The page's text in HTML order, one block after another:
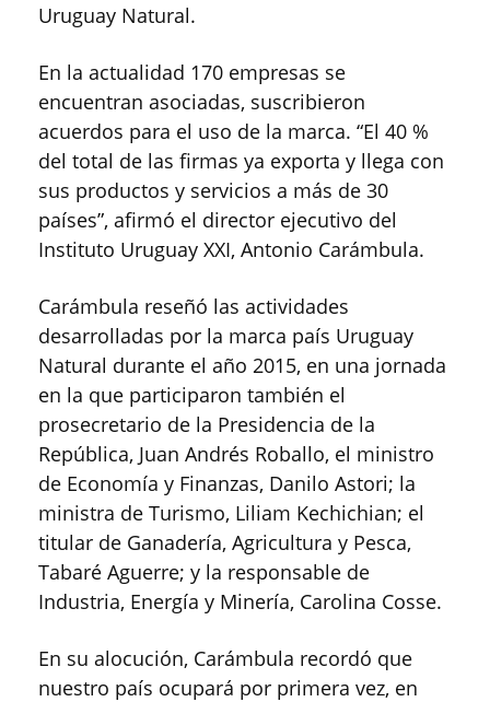
Uruguay Natural.
En la actualidad 170 empresas se
encuentran asociadas, suscribieron
acuerdos para el uso de la marca. “El 40 %
del total de las firmas ya exporta y llega con
sus productos y servicios a más de 30
países”, afirmó el director ejecutivo del
Instituto Uruguay XXI, Antonio Carámbula.
Carámbula reseñó las actividades
desarrolladas por la marca país Uruguay
Natural durante el año 2015, en una jornada
en la que participaron también el
prosecretario de la Presidencia de la
República, Juan Andrés Roballo, el ministro
de Economía y Finanzas, Danilo Astori; la
ministra de Turismo, Liliam Kechichian; el
titular de Ganadería, Agricultura y Pesca,
Tabaré Aguerre; y la responsable de
Industria, Energía y Minería, Carolina Cosse.
En su alocución, Carámbula recordó que
nuestro país ocupará por primera vez, en